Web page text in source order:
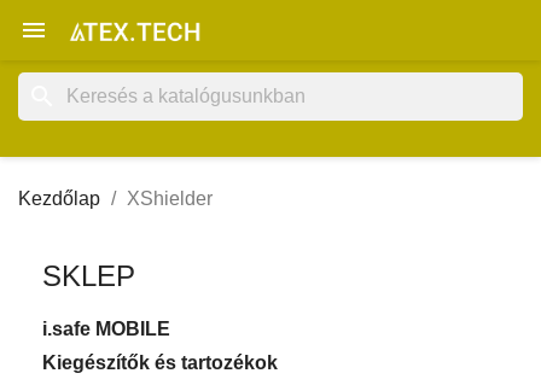

Kezdőlap XShielder
SKLEP
i.safe MOBILE
Kiegészítők és tartozékok